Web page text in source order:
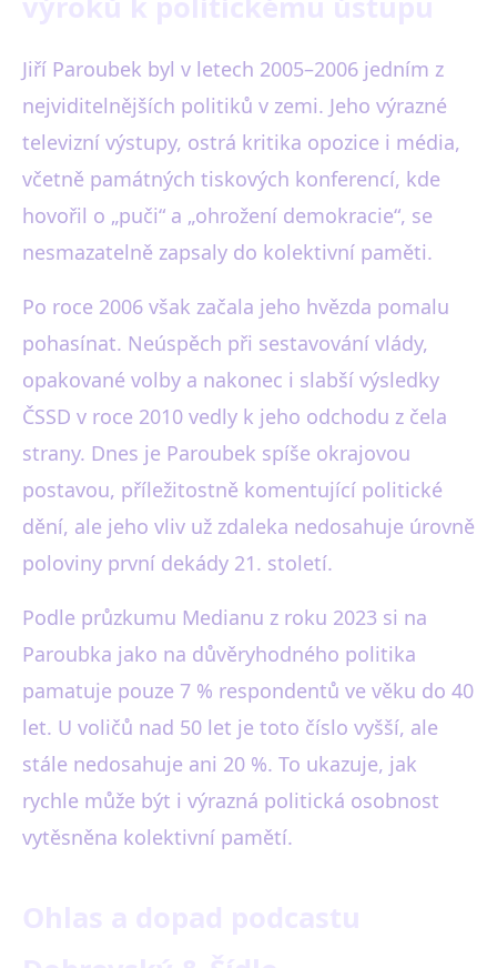
Jiří Paroubek byl v letech 2005–2006 jedním z
nejviditelnějších politiků v zemi. Jeho výrazné
televizní výstupy, ostrá kritika opozice i média,
včetně památných tiskových konferencí, kde
hovořil o „puči“ a „ohrožení demokracie“, se
nesmazatelně zapsaly do kolektivní paměti.
Po roce 2006 však začala jeho hvězda pomalu
pohasínat. Neúspěch při sestavování vlády,
opakované volby a nakonec i slabší výsledky
ČSSD v roce 2010 vedly k jeho odchodu z čela
strany. Dnes je Paroubek spíše okrajovou
postavou, příležitostně komentující politické
dění, ale jeho vliv už zdaleka nedosahuje úrovně
poloviny první dekády 21. století.
Podle průzkumu Medianu z roku 2023 si na
Paroubka jako na důvěryhodného politika
pamatuje pouze 7 % respondentů ve věku do 40
let. U voličů nad 50 let je toto číslo vyšší, ale
stále nedosahuje ani 20 %. To ukazuje, jak
rychle může být i výrazná politická osobnost
vytěsněna kolektivní pamětí.